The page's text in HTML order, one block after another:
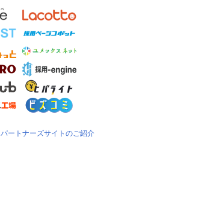
パートナーズサイトのご紹介